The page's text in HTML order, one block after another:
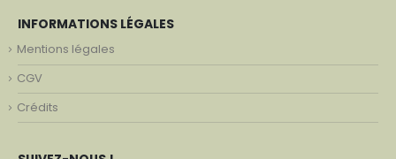
INFORMATIONS LÉGALES
Mentions légales
CGV
Crédits